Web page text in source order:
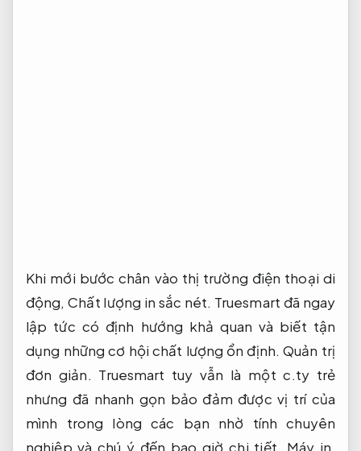
Khi mới bước chân vào thị trường điện thoại di
động,Chất lượng in sắc nét. Truesmart đã ngay
lập tức có định hướng khả quan và biết tận
dụng những cơ hội chất lượng ổn định.Quản trị
đơn giản. Truesmart tuy vẫn là một c.ty trẻ
nhưng đã nhanh gọn bảo đảm được vị trí của
mình trong lòng các bạn nhờ tính chuyên
nghiệp và chú ý đến bao giờ chi tiết. Máy in.